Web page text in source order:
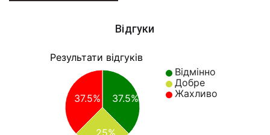
Відгуки
Результати відгуків
Відмінно
Добре
Жахливо
37.5%
37.5%